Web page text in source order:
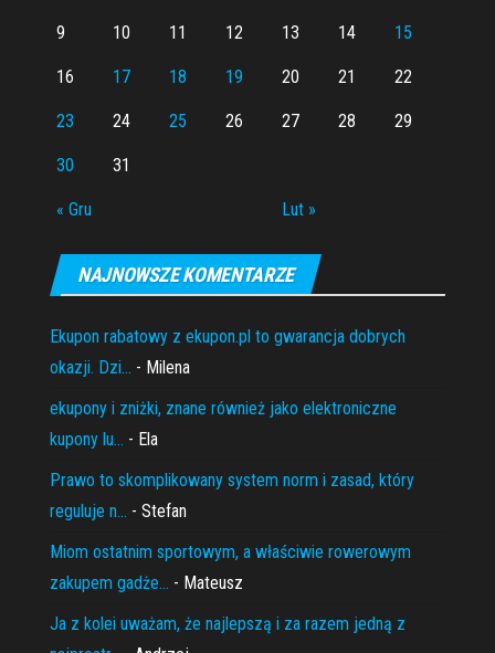
« Gru Lut »
9 10 11 12 13 14 15
16 17 18 19 20 21 22
23 24 25 26 27 28 29
30 31
NAJNOWSZE KOMENTARZE
Ekupon rabatowy z ekupon.pl to gwarancja dobrych
okazji. Dzi... - Milena
ekupony i zniżki, znane również jako elektroniczne
kupony lu... - Ela
Prawo to skomplikowany system norm i zasad, który
reguluje n... - Stefan
Miom ostatnim sportowym, a właściwie rowerowym
zakupem gadże... - Mateusz
Ja z kolei uważam, że najlepszą i za razem jedną z